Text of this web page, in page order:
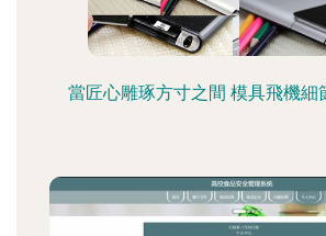
當匠心雕琢方寸之間 模具飛機細